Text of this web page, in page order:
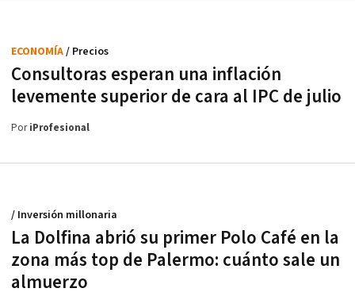
Consultoras esperan una inflación
levemente superior de cara al IPC de julio
ECONOMÍA/ Precios
PoriProfesional
La Dolfina abrió su primer Polo Café en la
zona más top de Palermo: cuánto sale un
almuerzo
/ Inversión millonaria